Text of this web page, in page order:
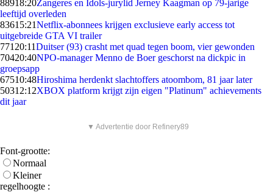
88918:20Zangeres en Idols-jurylid Jerney Kaagman op 79-jarige
leeftijd overleden
83615:21Netflix-abonnees krijgen exclusieve early access tot
uitgebreide GTA VI trailer
771 20:11Duitser (93) crasht met quad tegen boom, vier gewonden
70420:40NPO-manager Menno de Boer geschorst na dickpic in
groepsapp
67510:48Hiroshima herdenkt slachtoffers atoombom, 81 jaar later
50312:12XBOX platform krijgt zijn eigen "Platinum" achievements
dit jaar
▼ Advertentie door Refinery89
Font-grootte:
Normaal
Kleiner
regelhoogte :